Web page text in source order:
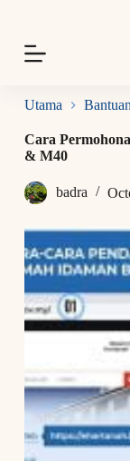
p
o
n
Utama Bantuan
Cara
& M40
badra